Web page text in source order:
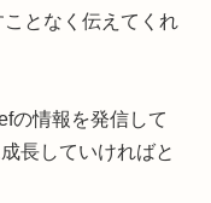
となく伝えてくれ
の情報を発信して
長していければと